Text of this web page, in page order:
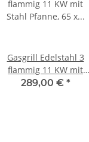
Gasgrill Edelstahl 3
flammig 11 KW mit
Stahl Pfanne, 65 x 53 x
289,00 € *